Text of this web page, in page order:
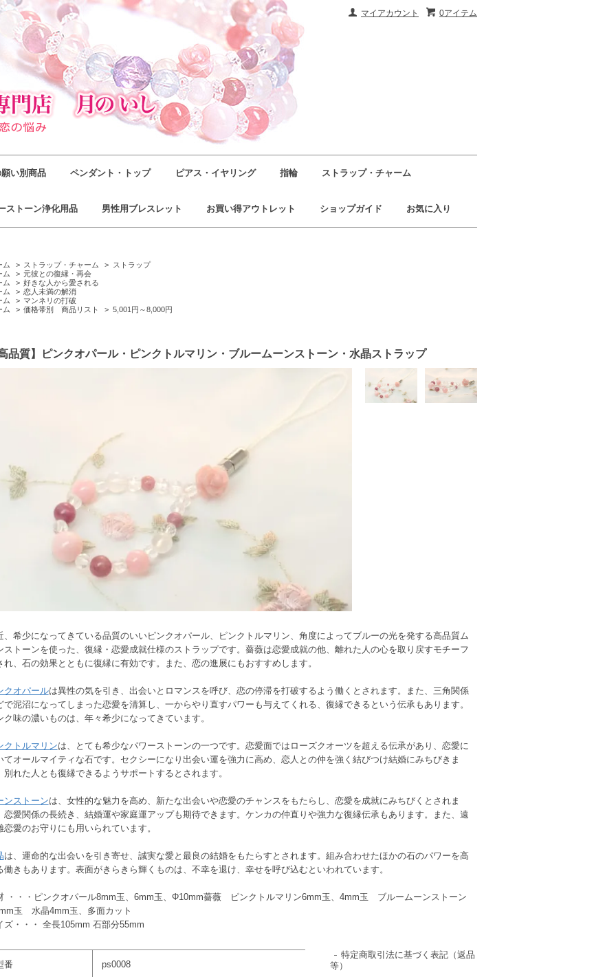
0アイテム
マイアカウント
い別商品 ペンダント・トップ ピアス・イヤリング 指輪 ストラップ・チャーム
ストーン浄化用品 男性用ブレスレット お買い得アウトレット ショップガイド お気に入り
ム > ストラップ・チャーム > ストラップ
ム
> 元彼との復縁・再会
ム
> 好きな人から愛される
ム
> 恋人未満の解消
ム
> マンネリの打破
ム
> 価格帯別 商品リスト > 5,001円～8,000円
品質】ピンクオパール・ピンクトルマリン・ブルームーンストーン・水晶ストラップ
、希少になってきている品質のいいピンクオパール、ピンクトルマリン、角度によってブルーの光を発する高品質ム
ストーンを使った、復縁・恋愛成就仕様のストラップです。薔薇は恋愛成就の他、離れた人の心を取り戻すモチーフ
れ、石の効果とともに復縁に有効です。また、恋の進展にもおすすめします。
クオパールは異性の気を引き、出会いとロマンスを呼び、恋の停滞を打破するよう働くとされます。また、三角関係
で泥沼になってしまった恋愛を清算し、一からやり直すパワーも与えてくれる、復縁できるという伝承もあります。
ク味の濃いものは、年々希少になってきています。
クトルマリンは、とても希少なパワーストーンの一つです。恋愛面ではローズクオーツを超える伝承があり、恋愛に
てオールマイティな石です。セクシーになり出会い運を強力に高め、恋人との仲を強く結びつけ結婚にみちびきま
別れた人とも復縁できるようサポートするとされます。
ンストーンは、女性的な魅力を高め、新たな出会いや恋愛のチャンスをもたらし、恋愛を成就にみちびくとされま
恋愛関係の長続き、結婚運や家庭運アップも期待できます。ケンカの仲直りや強力な復縁伝承もあります。また、遠
恋愛のお守りにも用いられています。
は、運命的な出会いを引き寄せ、誠実な愛と最良の結婚をもたらすとされます。組み合わせたほかの石のパワーを高
働きもあります。表面がきらきら輝くものは、不幸を退け、幸せを呼び込むといわれています。
・・・ピンクオパール8mm玉、6mm玉、Φ10mm薔薇 ピンクトルマリン6mm玉、4mm玉 ブルームーンストーン
玉 水晶4mm玉、多面カット
ズ・・・ 全長105mm 石部分55mm
番 ps0008
特定商取引法に基づく表記（返品
等）